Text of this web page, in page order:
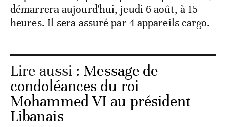
démarrera aujourd'hui, jeudi 6 août, à 15
heures. Il sera assuré par 4 appareils cargo.
Lire aussi : Message de
condoléances du roi
Mohammed VI au président
Libanais